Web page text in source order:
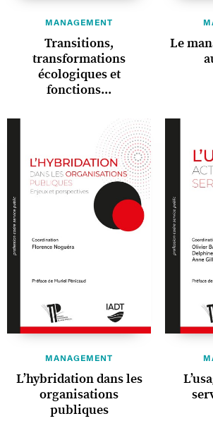
MANAGEMENT
Transitions,
transformations
écologiques et
fonctions...
Le
MANAGEMENT
L’hybridation dans les
organisations
publiques